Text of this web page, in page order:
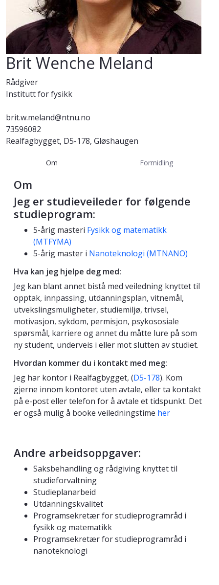
Brit Wenche Meland
Rådgiver
Institutt for fysikk
brit.w.meland@ntnu.no
73596082
Realfagbygget, D5-178, Gløshaugen
Om Formidling
Om
Jeg er studieveileder for følgende
studieprogram:
5-årig masteri Fysikk og matematikk
(MTFYMA)
5-årig master i Nanoteknologi (MTNANO)
Hva kan jeg hjelpe deg med:
Jeg kan blant annet bistå med veiledning knyttet til
opptak, innpassing, utdanningsplan, vitnemål,
utvekslingsmuligheter, studiemiljø, trivsel,
motivasjon, sykdom, permisjon, psykososiale
spørsmål, karriere og annet du måtte lure på som
ny student, underveis i eller mot slutten av studiet.
Hvordan kommer du i kontakt med meg:
Jeg har kontor i Realfagbygget, (D5-178). Kom
gjerne innom kontoret uten avtale, eller ta kontakt
på e-post eller telefon for å avtale et tidspunkt. Det
er også mulig å booke veiledningstime her
Andre arbeidsoppgaver:
Saksbehandling og rådgiving knyttet til
studieforvaltning
Studieplanarbeid
Utdanningskvalitet
Programsekretær for studieprogramråd i
fysikk og matematikk
Programsekretær for studieprogramråd i
nanoteknologi